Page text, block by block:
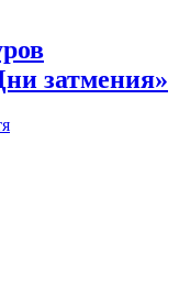
затмения»